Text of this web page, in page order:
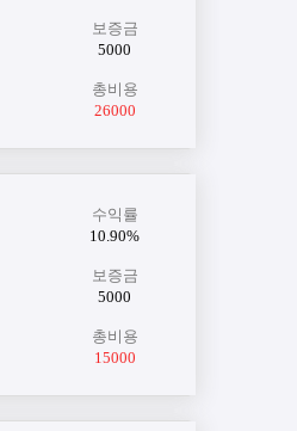
보증금
5000
총비용
26000
수익률
10.90%
보증금
5000
총비용
15000